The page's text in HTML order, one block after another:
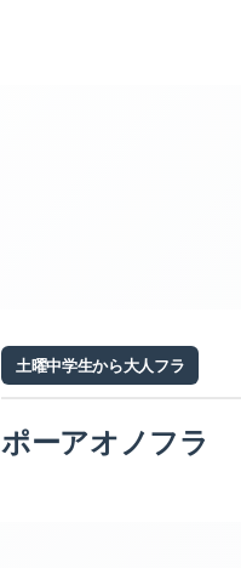
土曜中学生から大人フラ
ポーアオノフラ